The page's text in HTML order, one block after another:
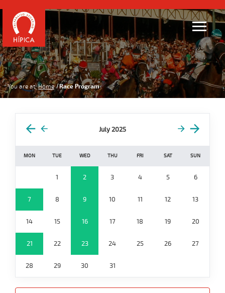
You are at: Home Race Program
July 2025
MON TUE WED THU FRI SAT SUN
1 2 3 4 5 6
7 8 9 10 11 12 13
14 15 16 17 18 19 20
21 22 23 24 25 26 27
28 29 30 31